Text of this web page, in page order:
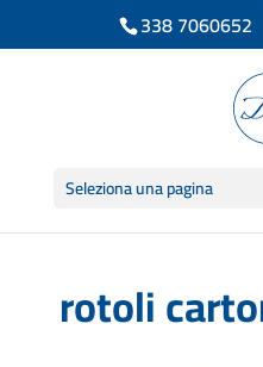
338 7060652
Seleziona una pagina
rotoli